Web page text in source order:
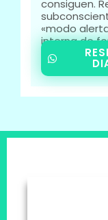
consiguen.
«modo
interna de